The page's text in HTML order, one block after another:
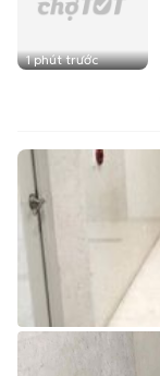
1 phút trước